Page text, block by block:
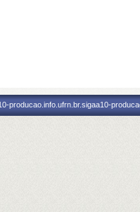
producao.info.ufrn.br.sigaa10-